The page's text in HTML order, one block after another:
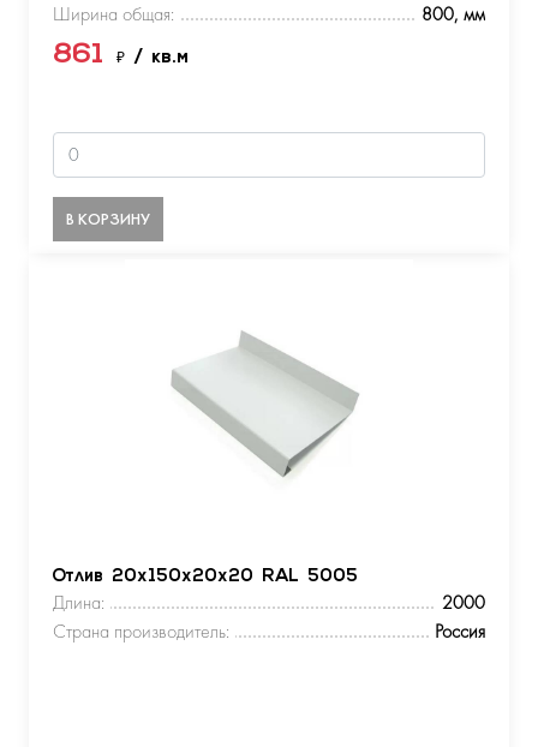
Ширина общая:
800, мм
861 ₽ / кв.м
В КОРЗИНУ
Отлив 20х150х20х20 RAL 5005
Длина:
2000
Страна производитель:
Россия